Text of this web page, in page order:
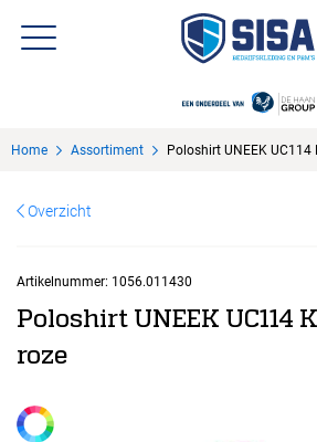
Over Sisa
KMS
Uitzendbureau?
Home Assortiment Poloshirt UNEEK
Overzicht
Artikelnummer: 1056.011430
Poloshirt UNEEK UC114
roze